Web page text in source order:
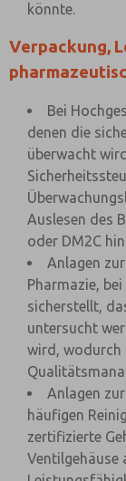
könnte.
Verpackung,
Bei
denen die
überwacht
Auslesen des
oder DM2C
Anlagen
Pharmazie,
sicherstellt,
untersucht
wird, wodurch
Anlagen
häufigen
zertifizierte
Ventilgehäuse